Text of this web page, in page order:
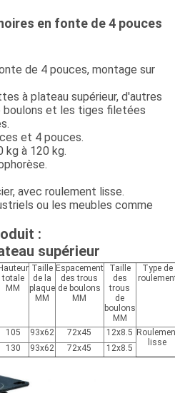
en fonte de 4 pouces
de 4 pouces, montage sur
à plateau supérieur, d'autres
et les tiges filetées
et 4 pouces.
kg à 120 kg.
avec roulement lisse.
ou les meubles comme
:
supérieur
Hauteur
totale
MM
Taille
de la
plaque
MM
Espacement
des trous
de boulons
MM
Taille
des
trous
de
boulons
MM
Type de
105 93x62 72x45 12x8.5
lisse
130 93x62 72x45 12x8.5